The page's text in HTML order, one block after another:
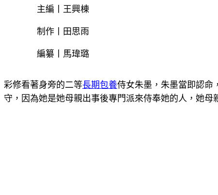
主編丨王興棟
制作丨田思雨
編纂丨馬瑋璐
彩修看著身旁的二等長期包養侍女朱墨，朱墨當即認命
守，因為她是她母親出事後專門派來侍奉她的人，她母